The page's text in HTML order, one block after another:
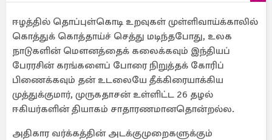
ஈழத்தில் தொப்புள்கொடி உறவுகள் முள்ளிவாய்க்காலில்
கொத்துக் கொத்தாய்ச் செத்து மடிந்தபோது, உலக
நாடுகளின் மௌனத்தைக் கலைக்கவும் இந்தியப்
பேரரசின் கரங்களைப் போரை நிறுத்தக் கோரிப்
பிணைக்கவும் தன் உடலையே தீக்கிரையாக்கிய
முத்துக்குமார், முருகதாசன் உள்ளிட்ட 26 தழல்
ஈகியர்களின் தியாகம் சாதாரணமானதொன்றல்ல.
அதிகார வர்க்கத்தின் அடக்குமுறைகளுக்கும்